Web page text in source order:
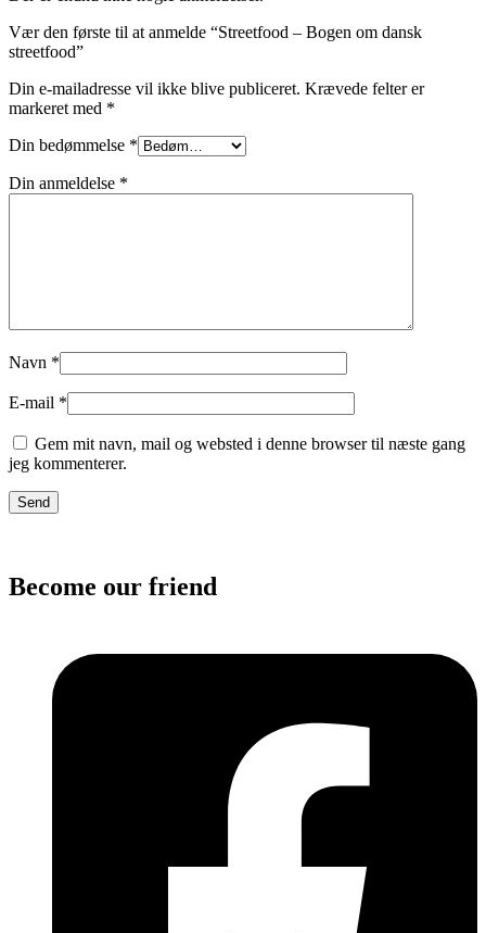
Vær den første til at anmelde “Streetfood – Bogen om dansk
streetfood”
Din e-mailadresse vil ikke blive publiceret. Krævede felter er
markeret med *
Din bedømmelse *
Din anmeldelse *
Navn *
E-mail *
Gem mit navn, mail og websted i denne browser til næste gang
jeg kommenterer.
Become our friend